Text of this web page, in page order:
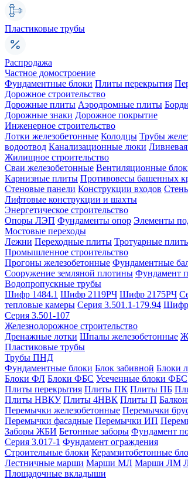
Пластиковые трубы
Распродажа
Частное домостроение
Фундаментные блоки Плиты перекрытия
Дорожное строительство
Дорожные плиты Аэродромные плиты
Дорожные знаки Дорожное покрытие
Инженерное строительство
Лотки железобетонные Колодцы Трубы
водоотвод Канализационные люки
Жилищное строительство
Сваи железобетонные Вентиляционные
Карнизные плиты Противовесы башенных
Стеновые панели Конструкции входов
Лифтовые конструкции и шахты
Энергетическое строительство
Опоры ЛЭП Фундаменты опор Элементы
Мостовые переходы
Лежни Переходные плиты Тротуарные
Промышленное строительство
Прогоны железобетонные Фундаментные
Сооружение земляной плотины Фундамент
Водопропускные трубы
Шифр 1484.1 Шифр 2119РЧ Шифр 2175РЧ
тепловые камеры Серия 3.501.1-179.94 Шифр
Серия 3.501-107
Железнодорожное строительство
Дренажные лотки Шпалы железобетонные
Пластиковые трубы
Трубы ПНД
Фундаментные блоки Блок забивной Блоки
Блоки ФЛ Блоки ФБС Усеченные блоки ФБС
Плиты перекрытия Плиты ПК Плиты ПБ
Плиты НВКУ Плиты 4НВК Плиты П
Перемычки железобетонные Перемычки
Перемычки фасадные Перемычки ИП
Заборы ЖБИ Бетонные заборы Фундамент
Серия 3.017-1 Фундамент ограждения
Строительные блоки Керамзитобетонные
Лестничные марши Марши МЛ Марши ЛМ
Площадочные вкладыши